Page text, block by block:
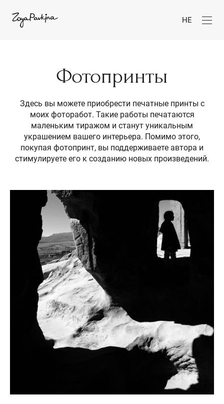
HE
Фотопринты
Здесь вы можете приобрести печатные принты с
моих фоторабот. Такие работы печатаются
маленьким тиражом и станут уникальным
украшением вашего интерьера. Помимо этого,
покупая фотопринт, вы поддерживаете автора и
стимулируете его к созданию новых произведений.